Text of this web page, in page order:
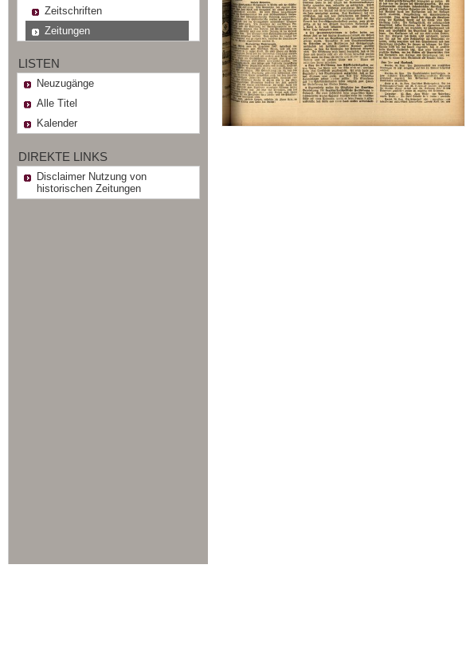
Zeitschriften
Zeitungen
LISTEN
Neuzugänge
Alle Titel
Kalender
DIREKTE LINKS
Disclaimer Nutzung von
historischen Zeitungen